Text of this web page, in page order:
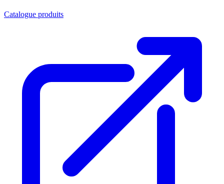
Catalogue produits